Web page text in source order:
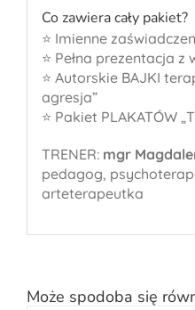
Co zawiera cały pakiet?
⭐ Imienne
⭐ Pełna prezentacja z
⭐ Autorskie BAJKI
agresja”
⭐ Pakiet PLAKATÓW
TRENER: mgr
pedagog,
arteterapeutka
Może spodoba się